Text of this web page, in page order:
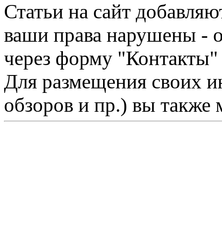
Статьи на сайт
ваши права нарушены -
через форму "Контакты"
Для размещения своих
обзоров и пр.) вы также